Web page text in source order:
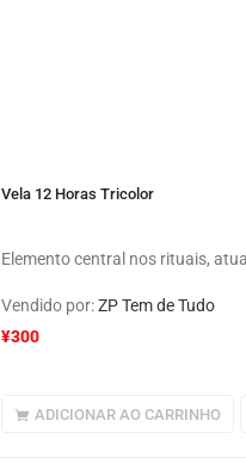
Vela 12 Horas Tricolor
Elemento central nos rituais,
Vendido por:ZP Tem de Tudo
¥300
ADICIONAR AO CARRINHO